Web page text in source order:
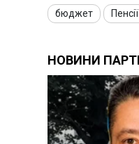
бюджет Пенсії